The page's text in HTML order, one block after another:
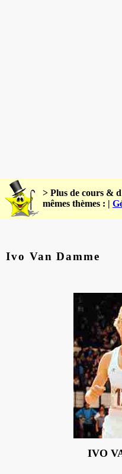
> Plus de cours &
mêmes thèmes : |
Ivo Van Damme
IVO